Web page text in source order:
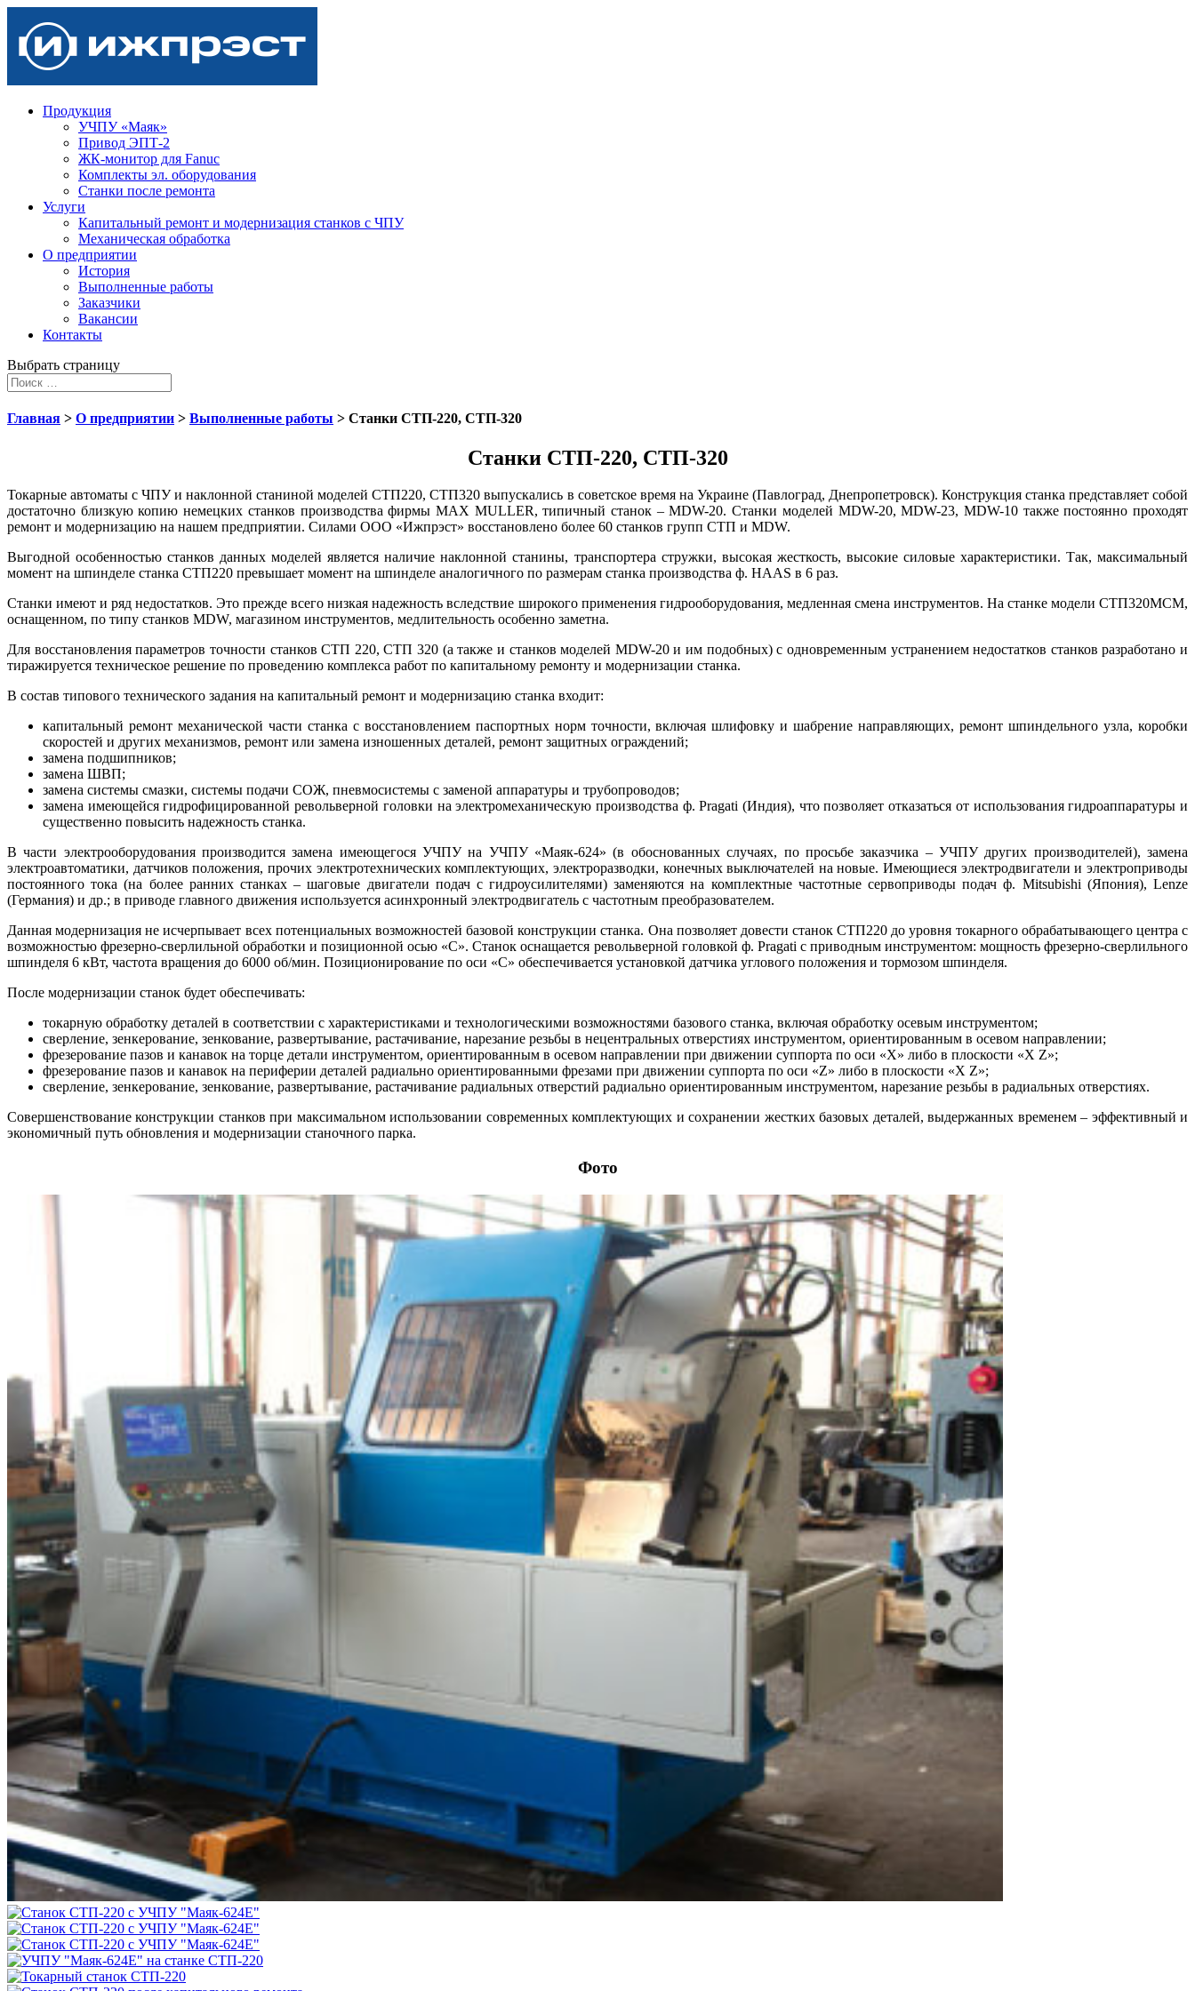
Продукция
УЧПУ «Маяк»
Привод ЭПТ-2
ЖК-монитор для Fanuc
Комплекты эл. оборудования
Станки после ремонта
Услуги
Капитальный ремонт и модернизация станков с ЧПУ
Механическая обработка
О предприятии
История
Выполненные работы
Заказчики
Вакансии
Контакты
Выбрать страницу
Главная > О предприятии > Выполненные работы > Станки СТП-220, СТП-320
Станки СТП-220, СТП-320
Токарные автоматы с ЧПУ и наклонной станиной моделей СТП220, СТП320 выпускались в советское время на Украине (Павлоград, Днепропетровск). Конструкция станка представляет собой
достаточно близкую копию немецких станков производства фирмы MAX MULLER, типичный станок – MDW-20. Станки моделей MDW-20, MDW-23, MDW-10 также постоянно проходят
ремонт и модернизацию на нашем предприятии. Силами ООО «Ижпрэст» восстановлено более 60 станков групп СТП и MDW.
Выгодной особенностью станков данных моделей является наличие наклонной станины, транспортера стружки, высокая жесткость, высокие силовые характеристики. Так, максимальный
момент на шпинделе станка СТП220 превышает момент на шпинделе аналогичного по размерам станка производства ф. HAAS в 6 раз.
Станки имеют и ряд недостатков. Это прежде всего низкая надежность вследствие широкого применения гидрооборудования, медленная смена инструментов. На станке модели СТП320МСМ,
оснащенном, по типу станков MDW, магазином инструментов, медлительность особенно заметна.
Для восстановления параметров точности станков СТП 220, СТП 320 (а также и станков моделей MDW-20 и им подобных) с одновременным устранением недостатков станков разработано и
тиражируется техническое решение по проведению комплекса работ по капитальному ремонту и модернизации станка.
В состав типового технического задания на капитальный ремонт и модернизацию станка входит:
капитальный ремонт механической части станка с восстановлением паспортных норм точности, включая шлифовку и шабрение направляющих, ремонт шпиндельного узла, коробки
скоростей и других механизмов, ремонт или замена изношенных деталей, ремонт защитных ограждений;
замена подшипников;
замена ШВП;
замена системы смазки, системы подачи СОЖ, пневмосистемы с заменой аппаратуры и трубопроводов;
замена имеющейся гидрофицированной револьверной головки на электромеханическую производства ф. Pragati (Индия), что позволяет отказаться от использования гидроаппаратуры и
существенно повысить надежность станка.
В части электрооборудования производится замена имеющегося УЧПУ на УЧПУ «Маяк-624» (в обоснованных случаях, по просьбе заказчика – УЧПУ других производителей), замена
электроавтоматики, датчиков положения, прочих электротехнических комплектующих, электроразводки, конечных выключателей на новые. Имеющиеся электродвигатели и электроприводы
постоянного тока (на более ранних станках – шаговые двигатели подач с гидроусилителями) заменяются на комплектные частотные сервоприводы подач ф. Mitsubishi (Япония), Lenze
(Германия) и др.; в приводе главного движения используется асинхронный электродвигатель с частотным преобразователем.
Данная модернизация не исчерпывает всех потенциальных возможностей базовой конструкции станка. Она позволяет довести станок СТП220 до уровня токарного обрабатывающего центра с
возможностью фрезерно-сверлильной обработки и позиционной осью «С». Станок оснащается револьверной головкой ф. Pragati с приводным инструментом: мощность фрезерно-сверлильного
шпинделя 6 кВт, частота вращения до 6000 об/мин. Позиционирование по оси «С» обеспечивается установкой датчика углового положения и тормозом шпинделя.
После модернизации станок будет обеспечивать:
токарную обработку деталей в соответствии с характеристиками и технологическими возможностями базового станка, включая обработку осевым инструментом;
сверление, зенкерование, зенкование, развертывание, растачивание, нарезание резьбы в нецентральных отверстиях инструментом, ориентированным в осевом направлении;
фрезерование пазов и канавок на торце детали инструментом, ориентированным в осевом направлении при движении суппорта по оси «Х» либо в плоскости «Х Z»;
фрезерование пазов и канавок на периферии деталей радиально ориентированными фрезами при движении суппорта по оси «Z» либо в плоскости «Х Z»;
сверление, зенкерование, зенкование, развертывание, растачивание радиальных отверстий радиально ориентированным инструментом, нарезание резьбы в радиальных отверстиях.
Совершенствование конструкции станков при максимальном использовании современных комплектующих и сохранении жестких базовых деталей, выдержанных временем – эффективный и
экономичный путь обновления и модернизации станочного парка.
Фото